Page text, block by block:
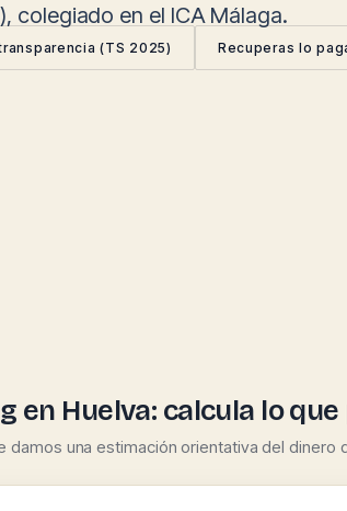
colegiado en el ICA Málaga.
(TS 2025) Recuperas lo
en Huelva: calcula lo
damos una estimación orientativa del dinero